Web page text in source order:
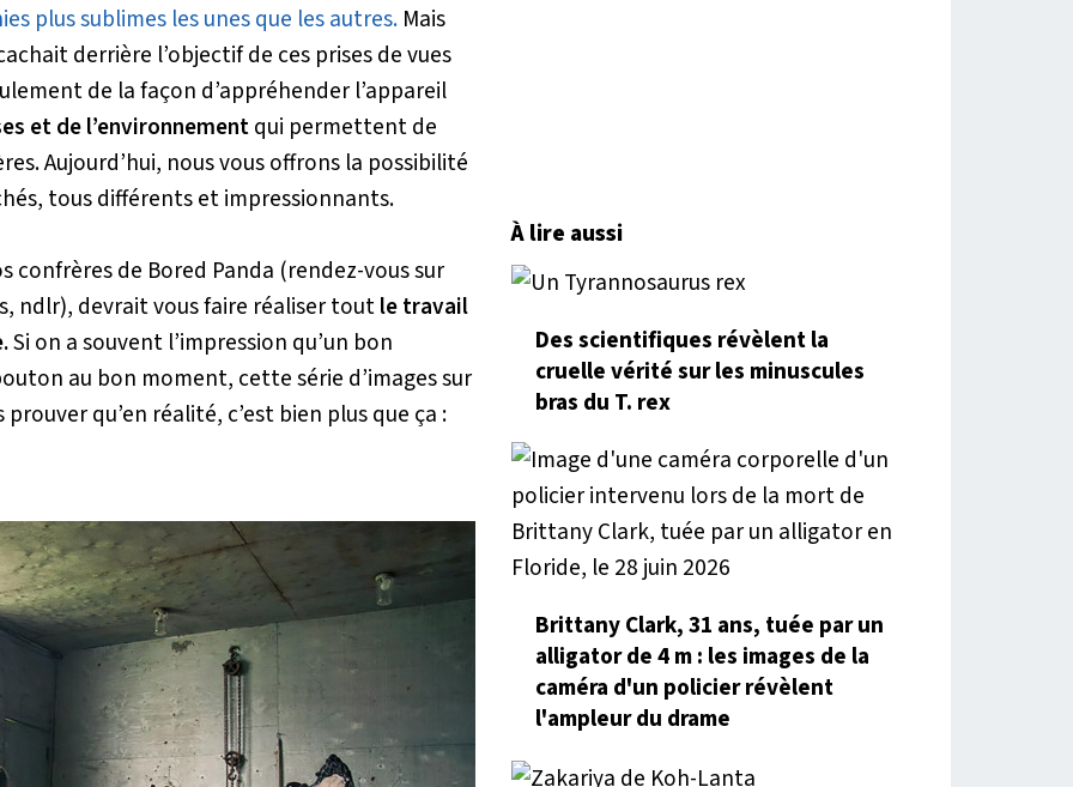
plus sublimes les unes que les autres. Mais
derrière l’objectif de ces prises de vues
de la façon d’appréhender l’appareil
et de l’environnementqui permettent de
Aujourd’hui, nous vous offrons la possibilité
tous différents et impressionnants.
de Bored Panda (rendez-vous sur
ndlr), devrait vous faire réaliser toutle travail
Si on a souvent l’impression qu’un bon
au bon moment, cette série d’images sur
qu’en réalité, c’est bien plus que ça :
À lire aussi
Des scientifiques révèlent la
cruelle vérité sur les minuscules
bras du T. rex
Brittany Clark, 31 ans, tuée par un
alligator de 4 m : les images de la
caméra d'un policier révèlent
l'ampleur du drame